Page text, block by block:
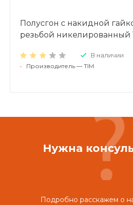
Полусгон с накидной
резьбой никелированный
В наличии
• Производитель — TIM
Нужна
Подробно расскажем о